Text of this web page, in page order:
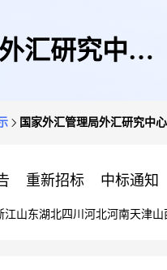
汇研究中心
国家外汇管理局外汇研究中
重新招标 中标通知
江山东湖北四川 河北河南天津山